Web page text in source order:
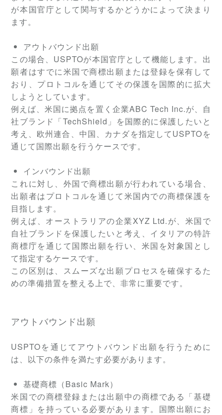
が本国官庁として関与するかどうかによって決まり
ます。
アウトバウンド出願
この場合、USPTOが本国官庁として機能します。出
願者はすでに米国で商標出願または登録を保有して
おり、プロトコルを通じてその保護を国際的に拡大
しようとしています。
例えば、米国に拠点を置く企業ABC Tech Inc.が、自
社ブランド「TechShield」を国際的に保護したいと
考え、欧州連合、中国、カナダを指定してUSPTOを
通じて国際出願を行うケースです。
インバウンド出願
これに対し、外国で商標出願が行われている場合、
出願者はプロトコルを通じて米国内での商標保護を
目指します。
例えば、オーストラリアの企業XYZ Ltd.が、米国で
自社ブランドを保護したいと考え、イタリアの特許
商標庁を通じて国際出願を行い、米国を対象国とし
て指定するケースです。
この区別は、スムーズな出願プロセスを確保するた
めの準備措置を整える上で、非常に重要です。
アウトバウンド出願
USPTOを通じてアウトバウンド出願を行うために
は、以下の条件を満たす必要があります。
基礎商標（Basic Mark）
米国での商標登録または出願中の商標である「基礎
商標」を持っている必要があります。国際出願にお